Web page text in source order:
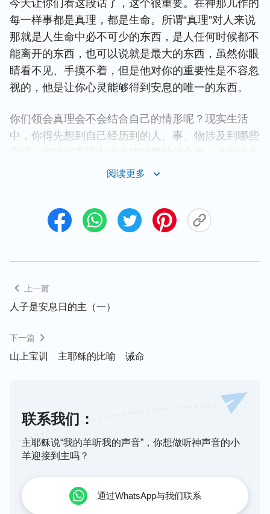
今天让你们看这段话了，这个很重要。在神那儿作的
每一样事都是真理，都是生命。所谓“真理”对人来说
那就是人生命中必不可少的东西，是人任何时候都不
能离开的东西，也可以说就是最大的东西，虽然你眼
睛看不见、手摸不着，但是他对你的重要性是不容忽
视的，他是让你心灵能够得到安息的唯一的东西。
你们领会真理会不会结合自己的情形呢？现实生活
中，你得先想到自己经历到的人、事、物涉及到哪些
到神的心意。你若不知道临到你的事涉及哪方面真
到你的事是哪一类的事，涉及哪方面的真理，在神话
规条，或去守一个公式，真理不是公式性的，也不是
定律，他不是死的东西，而是生命，是活的东西，是
则，这个需要你在经历当中多多地体会。不管你经历
到什么程度都离不开神的话、离不开真理，而你了解
表出来，他们与真理的关系都是密不可分的。神的性
情、神的所有所是本身就是真理，只不过真理是神性
情与神的所有所是所流露出来的一个真实的体现，他
将神的所有所是都具体化、明文化了，他更直白地告
诉你神喜欢什么，神不喜欢什么，神让你做什么，神
人。在神所发表的这些真理的背后人看到了神的喜怒
哀乐、看到了神的实质，这些就是神性情的流露。人
阅读更多
上一篇
人子是安息日的主（一）
下一篇
山上宝训 主耶稣的比喻 诫命
联系我们：
主耶稣说“我的羊听我的声音”，你想做听神声音的小
羊迎接到主吗？
通过WhatsApp与我们联系